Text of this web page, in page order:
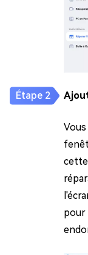
pour